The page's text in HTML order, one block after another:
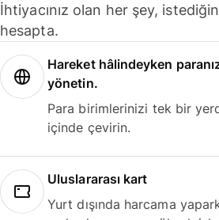
İhtiyacınız olan her şey,
hesapta.
Hareket hâlindeyken
yönetin.
Para birimlerinizi tek bir
içinde çevirin.
Uluslararası kart
Yurt dışında harcama